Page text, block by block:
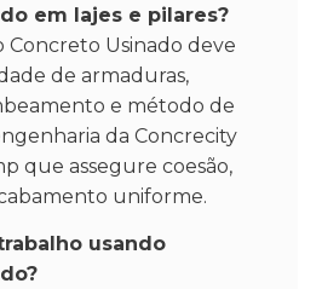
em lajes e pilares?
Usinado deve
de armaduras,
e método de
da Concrecity
que assegure coesão,
uniforme.
usando